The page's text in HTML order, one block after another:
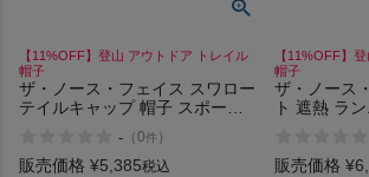
【11%OFF】登山 アウトドア トレイル
帽子
ザ・ノース・フェイス スワロー
テイルキャップ 帽子 スポーツ
NORTH FACE- （0件 ）
販売価格 ¥5,385税込
【11%OFF】
帽子
ザ・ノース
ト 遮熱 ラ
RUN
販売価格 ¥